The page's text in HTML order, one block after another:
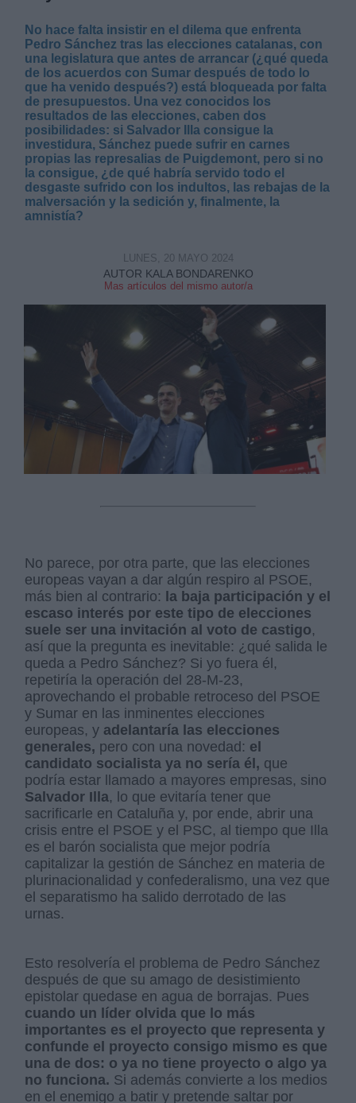
No hace falta insistir en el dilema que enfrenta
Pedro Sánchez tras las elecciones catalanas, con
una legislatura que antes de arrancar (¿qué queda
de los acuerdos con Sumar después de todo lo
que ha venido después?) está bloqueada por falta
de presupuestos. Una vez conocidos los
resultados de las elecciones, caben dos
posibilidades: si Salvador Illa consigue la
investidura, Sánchez puede sufrir en carnes
propias las represalias de Puigdemont, pero si no
la consigue, ¿de qué habría servido todo el
desgaste sufrido con los indultos, las rebajas de la
malversación y la sedición y, finalmente, la
amnistía?
AUTOR KALA BONDARENKO
Mas artículos del mismo autor/a
LUNES, 20 MAYO 2024
No parece, por otra parte, que las elecciones
europeas vayan a dar algún respiro al PSOE,
más bien al contrario:
la baja participación y el
escaso interés por este tipo de elecciones
suele ser una invitación al voto de castigo,
así que la pregunta es inevitable: ¿qué salida le
queda a Pedro Sánchez? Si yo fuera él,
repetiría la operación del 28-M-23,
aprovechando el probable retroceso del PSOE
y Sumar en las inminentes elecciones
europeas, y adelantaría las elecciones
generales, pero con una novedad: el
candidato socialista ya no sería él, que
podría estar llamado a mayores empresas, sino
Salvador Illa, lo que evitaría tener que
sacrificarle en Cataluña y, por ende, abrir una
crisis entre el PSOE y el PSC, al tiempo que Illa
es el barón socialista que mejor podría
capitalizar la gestión de Sánchez en materia de
plurinacionalidad y confederalismo, una vez que
el separatismo ha salido derrotado de las
urnas.
Esto resolvería el problema de Pedro Sánchez
después de que su amago de desistimiento
epistolar quedase en agua de borrajas. Pues
cuando un líder olvida que lo más
importantes es el proyecto que representa y
confunde el proyecto consigo mismo es que
una de dos: o ya no tiene proyecto o algo ya
no funciona. Si además convierte a los medios
en el enemigo a batir y pretende saltar por